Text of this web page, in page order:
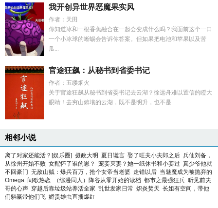
我开创异世界恶魔果实风
作者：天田
你知道冰和一根香蕉融合在一起会变成什么吗？我面前这个一口
一个小冰球的蜥蜴会告诉你答案。但如果把电池和苹果以及苦
瓜...
官途狂飙：从秘书到省委书记
作者：五缕烟火
关于官途狂飙从秘书到省委书记去云湖？徐远舟难以置信的瞪大
眼睛！去穷山僻壤的云湖，既不是明升，也不是...
相邻小说
离了对家还能活？[娱乐圈] 摄政大明 夏日谎言 娶了旺夫小夫郎之后 兵仙刘备，
从徐州开始不败 女配怀了谁的崽？ 宠妾灭妻？她一纸休书和小妾过 真少爷他就
不回豪门 无敌山贼：爆兵百万，抢个女帝当老婆 走错以后 当魅魔成为被抛弃的
Omega 间歇热恋 （综漫同人）降谷从零开始的读档 都市之最强狂兵 听见前夫
哥的心声 穿越后靠垃圾站养活全家 乱世发家日常 炽炎焚天 长姐有空间，带他
们躺赢带他们飞 娇贵雄虫直播爆红